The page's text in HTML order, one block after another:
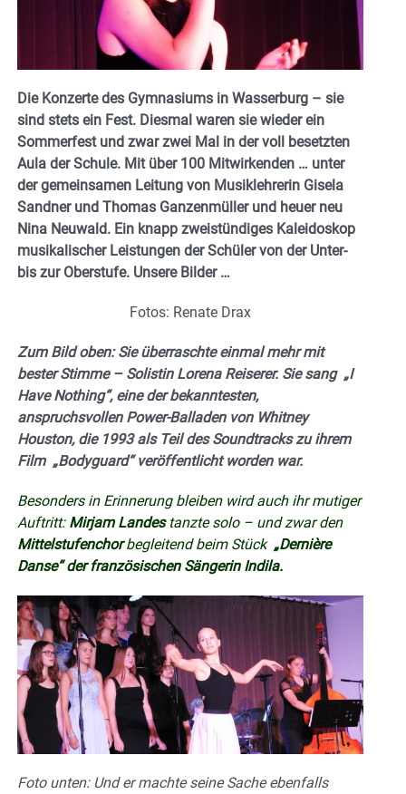
Die Konzerte des Gymnasiums in Wasserburg – sie
sind stets ein Fest. Diesmal waren sie wieder ein
Sommerfest und zwar zwei Mal in der voll besetzten
Aula der Schule. Mit über 100 Mitwirkenden … unter
der gemeinsamen Leitung von Musiklehrerin Gisela
Sandner und Thomas Ganzenmüller und heuer neu
Nina Neuwald. Ein knapp zweistündiges Kaleidoskop
musikalischer Leistungen der Schüler von der Unter-
bis zur Oberstufe. Unsere Bilder …
Fotos: Renate Drax
Zum Bild oben: Sie überraschte einmal mehr mit
bester Stimme – Solistin Lorena Reiserer. Sie sang „I
Have Nothing“, eine der bekanntesten,
anspruchsvollen Power-Balladen von Whitney
Houston, die 1993 als Teil des Soundtracks zu ihrem
Film „Bodyguard“ veröffentlicht worden war.
Besonders in Erinnerung bleiben wird auch ihr mutiger
Auftritt: Mirjam Landestanzte solo – und zwar den
Mittelstufenchorbegleitend beim Stück„Dernière
Danse“ der französischen Sängerin Indila.
Foto unten: Und er machte seine Sache ebenfalls